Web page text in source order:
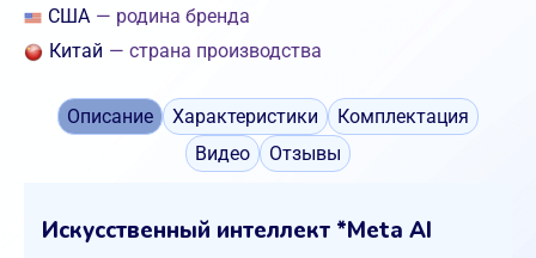
США — родина бренда
Китай — страна производства
Описание Характеристики
Комплектация
Видео
Отзывы
Искусственный интеллект *Meta AI